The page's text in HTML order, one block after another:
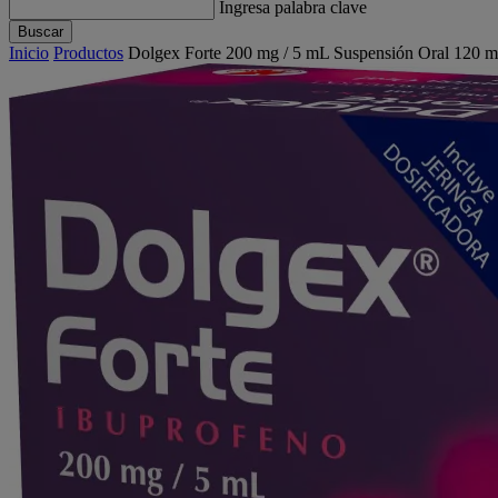
Ingresa palabra clave
Buscar
Inicio Productos Dolgex Forte 200 mg / 5 mL Suspensión Oral 120